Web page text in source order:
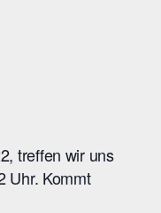
treffen wir uns
Uhr. Kommt